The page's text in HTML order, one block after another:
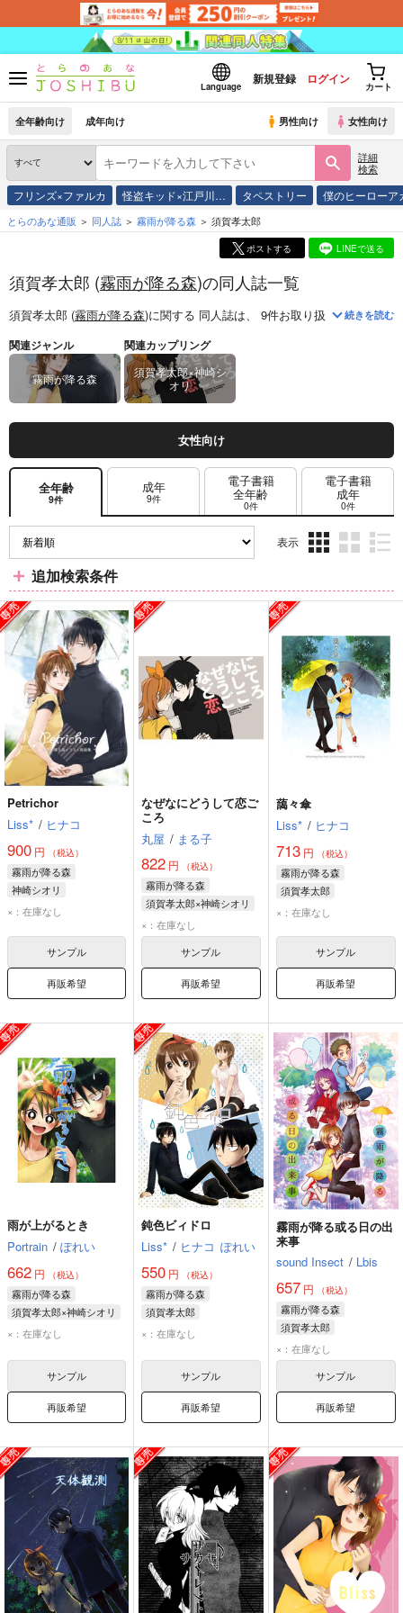
Language
新規登録 ログイン
カート
全年齢向け 成年向け 男性向け 女性向け
詳細
検索
フリンズ×ファルカ 怪盗キッド×江戸川… タペストリー 僕のヒーロー
とらのあな通販 同人誌 霧雨が降る森 須賀孝太郎
ポストする LINEで送る
須賀孝太郎 (霧雨が降る森)の同人誌一覧
須賀孝太郎 (霧雨が降る森)に関する 同人誌は、 9件お取り扱いがございま
続きを読む
関連ジャンル
霧雨が降る森
関連カップリング
須賀孝太郎×神崎シ
オリ
女性向け
全年齢
9件
成年
9件
電子書籍
全年齢
0件
電子書籍
成年
0件
表示
ム
表
ム
表
ム
表
追加検索条件
Petrichor
Liss* / ヒナコ
900 円 （税込）
霧雨が降る森
神崎シオリ
須賀孝太郎
×：在庫なし
サンプル
再販希望
なぜなにどうして恋ご
ころ
丸屋 / まる子
822 円 （税込）
霧雨が降る森
須賀孝太郎×神崎シオリ
須賀孝太郎
神崎シオリ
×：在庫なし
サンプル
再販希望
藹々傘
Liss* / ヒナコ
713円 （税込）
霧雨が降る森
須賀孝太郎
神崎シオリ
×：在庫なし
サンプル
再販希望
雨が上がるとき
Portrain / ぽれい
662 円 （税込）
霧雨が降る森
須賀孝太郎×神崎シオリ
須賀孝太郎
×：在庫なし
サンプル
再販希望
鈍色ビィドロ
Liss* / ヒナコ ぽれい
550 円 （税込）
霧雨が降る森
須賀孝太郎
神崎シオリ
×：在庫なし
サンプル
再販希望
霧雨が降る或る日の出
来事
sound Insect / Lbis
657円 （税込）
霧雨が降る森
須賀孝太郎
神崎シオリ
佐久間美夜子
×：在庫なし
サンプル
再販希望